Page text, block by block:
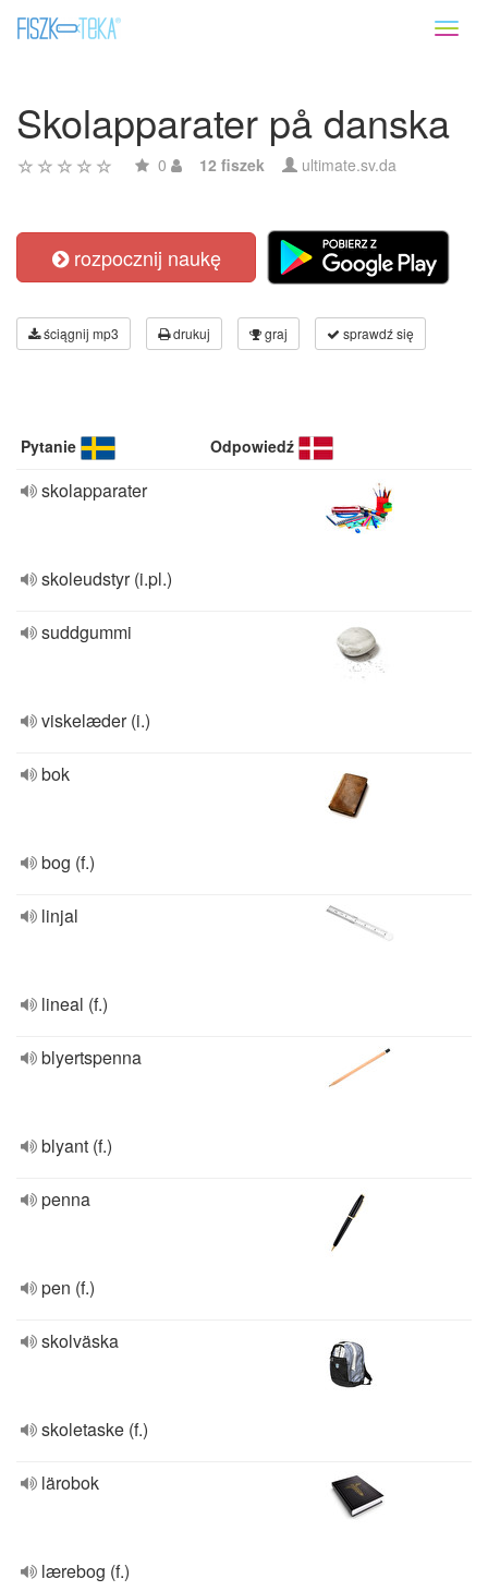
Skolapparater på danska
0 12 fiszek ultimate.sv.da
rozpocznij naukę
ściągnij mp3 drukuj graj sprawdź się
Pytanie Odpowiedź
skolapparater
skoleudstyr (i.pl.)
suddgummi
viskelæder (i.)
bok
bog (f.)
linjal
lineal (f.)
blyertspenna
blyant (f.)
penna
pen (f.)
skolväska
skoletaske (f.)
lärobok
lærebog (f.)